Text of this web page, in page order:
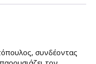
συνδέοντας